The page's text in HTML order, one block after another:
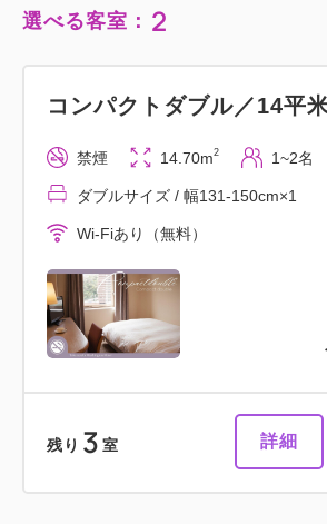
選べる客室： 2
コンパクトダブル／14平
禁煙 14.70m2 1~2名
ダブルサイズ / 幅131-150cm×1
Wi-Fiあり（無料）
残り 3 室 詳細